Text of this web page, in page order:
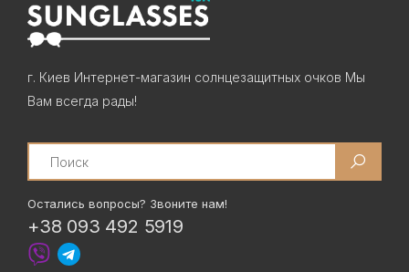
г. Киев Интернет-магазин солнцезащитных очков Мы
Вам всегда рады!
Search
Остались вопросы? Звоните нам!
+38 093 492 5919